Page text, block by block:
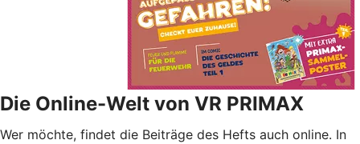
Die Online-Welt von VR PRIMAX
Wer möchte, findet die Beiträge des Hefts auch online. In